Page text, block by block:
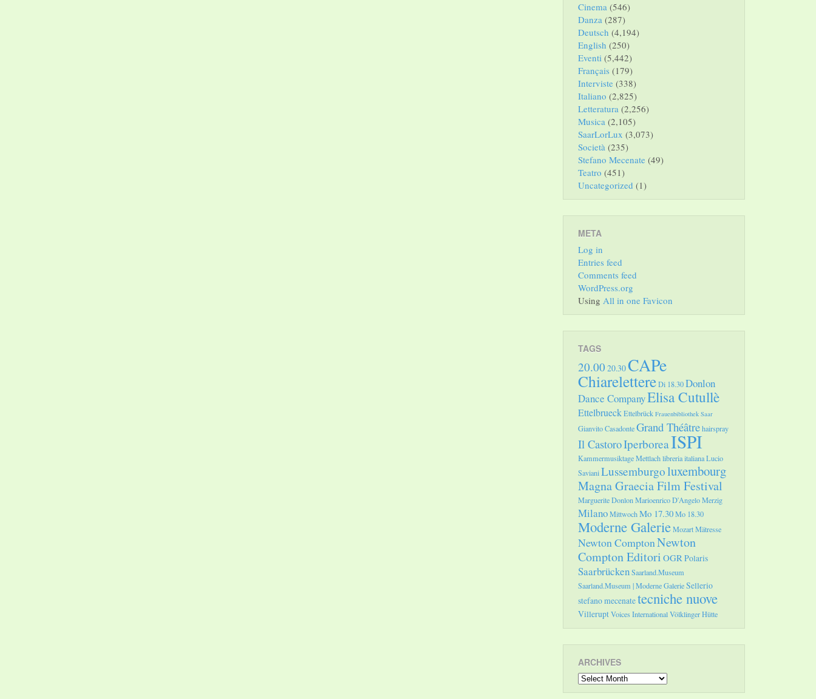
Cinema (546)
Danza (287)
Deutsch (4,194)
English (250)
Eventi (5,442)
Français (179)
Interviste (338)
Italiano (2,825)
Letteratura (2,256)
Musica (2,105)
SaarLorLux (3,073)
Società (235)
Stefano Mecenate (49)
Teatro (451)
Uncategorized (1)
META
Log in
Entries feed
Comments feed
WordPress.org
Using All in one Favicon
TAGS
20.00 20.30CAPe
ChiarelettereDi 18.30Donlon
Dance CompanyElisa Cutullè
EttelbrueckEttelbrück Frauenbibliothek Saar
Gianvito CasadonteGrand Théâtrehairspray
Il CastoroIperboreaISPI
Kammermusiktage Mettlachlibreria italianaLucio
SavianiLussemburgoluxembourg
Magna Graecia Film Festival
Marguerite DonlonMarioenrico D'AngeloMerzig
MilanoMittwochMo 17.30Mo 18.30
Moderne GalerieMozartMätresse
Newton ComptonNewton
Compton Editori OGRPolaris
SaarbrückenSaarland.Museum
Saarland.Museum | Moderne GalerieSellerio
stefano mecenatetecniche nuove
VilleruptVoices InternationalVölklinger Hütte
ARCHIVES
Archives